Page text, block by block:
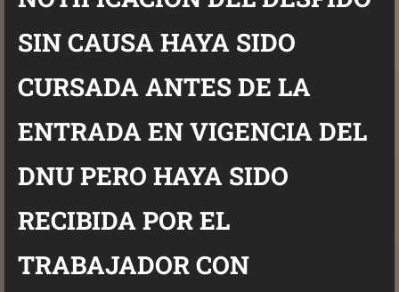
SIN CAUSA HAYA SIDO
CURSADA ANTES DE LA
ENTRADA EN VIGENCIA DEL
DNU PERO HAYA SIDO
RECIBIDA POR EL
TRABAJADOR CON